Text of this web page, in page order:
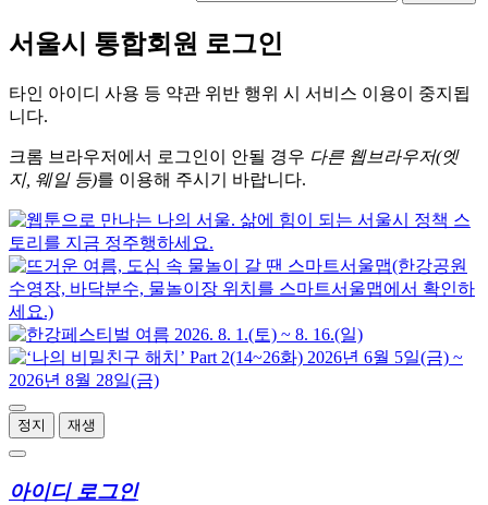
서울시 통합회원 로그인
타인 아이디 사용 등 약관 위반 행위 시 서비스 이용이 중지됩
니다.
크롬 브라우저에서 로그인이 안될 경우 다른 웹브라우저(엣
지, 웨일 등)를 이용해 주시기 바랍니다.
정지 재생
아이디 로그인